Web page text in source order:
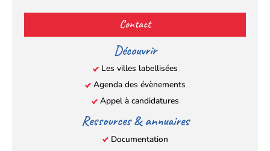
(s’ouvre
dans
un
nouvel
onglet)
(s’ouvre
dans
un
nouvel
onglet)
(s’ouvre
dans
un
nouvel
onglet)
(s’ouvre
un
nouvel
onglet)
Contact
Découvrir
Les villes labellisées
Agenda des évènements
Appel à candidatures
Ressources & annuaires
Documentation